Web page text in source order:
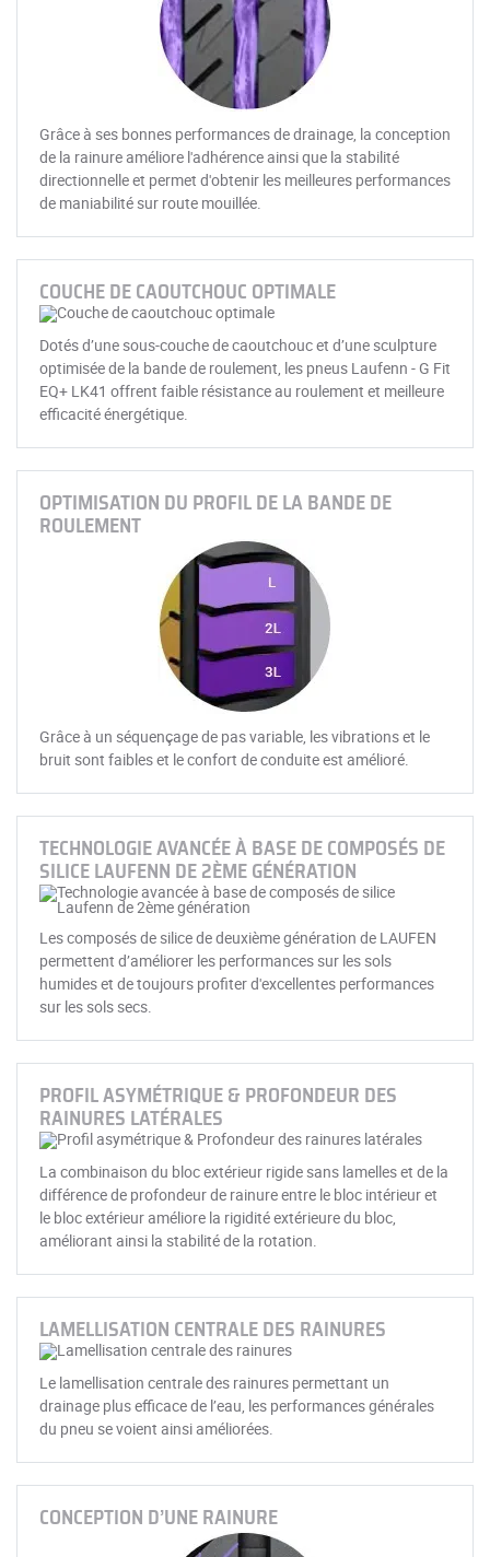
Grâce à ses bonnes performances de drainage, la conception
de la rainure améliore l'adhérence ainsi que la stabilité
directionnelle et permet d'obtenir les meilleures performances
de maniabilité sur route mouillée.
COUCHE DE CAOUTCHOUC OPTIMALE
Dotés d’une sous-couche de caoutchouc et d’une sculpture
optimisée de la bande de roulement, les pneus Laufenn - G Fit
EQ+ LK41 offrent faible résistance au roulement et meilleure
efficacité énergétique.
OPTIMISATION DU PROFIL DE LA BANDE DE
ROULEMENT
Grâce à un séquençage de pas variable, les vibrations et le
bruit sont faibles et le confort de conduite est amélioré.
TECHNOLOGIE AVANCÉE À BASE DE COMPOSÉS DE
SILICE LAUFENN DE 2ÈME GÉNÉRATION
Les composés de silice de deuxième génération de LAUFEN
permettent d’améliorer les performances sur les sols
humides et de toujours profiter d'excellentes performances
sur les sols secs.
PROFIL ASYMÉTRIQUE & PROFONDEUR DES
RAINURES LATÉRALES
La combinaison du bloc extérieur rigide sans lamelles et de la
différence de profondeur de rainure entre le bloc intérieur et
le bloc extérieur améliore la rigidité extérieure du bloc,
améliorant ainsi la stabilité de la rotation.
LAMELLISATION CENTRALE DES RAINURES
Le lamellisation centrale des rainures permettant un
drainage plus efficace de l’eau, les performances générales
du pneu se voient ainsi améliorées.
CONCEPTION D’UNE RAINURE